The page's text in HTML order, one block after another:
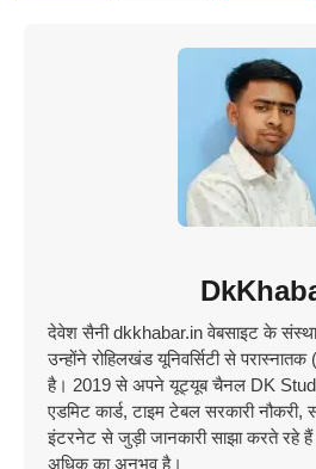
देवेश सैनी dkkhabar.in वेबसाइट के
उन्होंने रोहिलखंड यूनिवर्सिटी से
है। 2019 से अपने यूट्यूब चैनल DK
एडमिट कार्ड, टाइम टेबल सरकारी
इंटरनेट से जुड़ी जानकारी साझा करते रहे
अधिक का अनुभव है।